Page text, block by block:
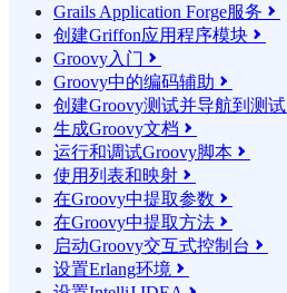
Grails Application Forge服务 
创建Griffon应用程序模块 
Groovy入门 
Groovy中的编码辅助 
创建Groovy测试并导航到测试
生成Groovy文档 
运行和调试Groovy脚本 
使用列表和映射 
在Groovy中提取参数 
在Groovy中提取方法 
启动Groovy交互式控制台 
设置Erlang环境 